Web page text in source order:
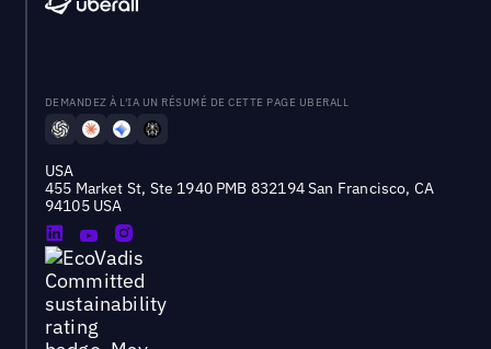
DEMANDEZ À L'IA UN RÉSUMÉ DE CETTE PAGE UBERALL
USA
455 Market St, Ste 1940 PMB 832194 San Francisco, CA
94105 USA